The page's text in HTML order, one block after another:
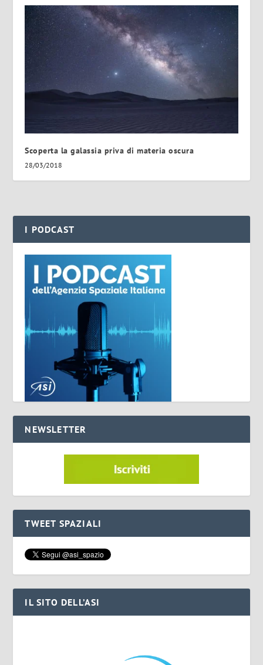
Scoperta la galassia priva di materia oscura
28/03/2018
I PODCAST
NEWSLETTER
TWEET SPAZIALI
IL SITO DELL’ASI